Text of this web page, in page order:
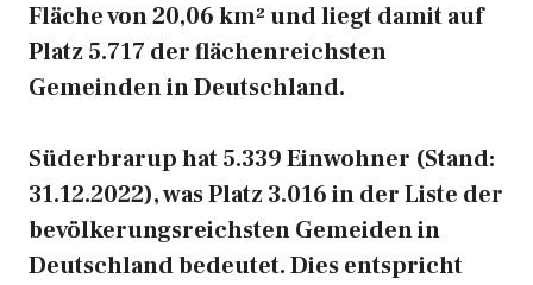
Fläche von 20,06 km² und liegt damit auf
Platz 5.717 der flächenreichsten
Gemeinden in Deutschland.
Süderbrarup hat 5.339 Einwohner (Stand:
31.12.2022), was Platz 3.016 in der Liste der
bevölkerungsreichsten Gemeiden in
Deutschland bedeutet. Dies entspricht